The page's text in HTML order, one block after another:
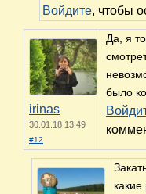
Войдите, чтобы
irinas
30.01.18 13:49
#12
Да, я
было